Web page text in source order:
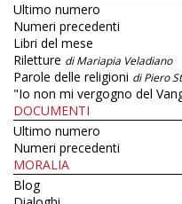
Ultimo numero
Numeri precedenti
Libri del mese
Riletture di Mariapia Veladiano
Parole delle religioni di Piero
"Io non mi vergogno del
DOCUMENTI
Ultimo numero
Numeri precedenti
MORALIA
Blog